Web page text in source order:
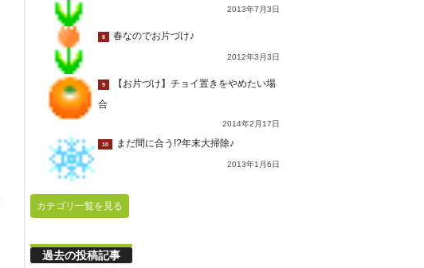
2013年7月3日
8 春なのでお片づけ♪
2012年3月3日
9
【お片づけ】チョイ置きをやめたい場
合
2014年2月17日
10 まだ間に合う!?年末大掃除♪
2013年1月6日
カテゴリ一覧を見る
過去の投稿記事